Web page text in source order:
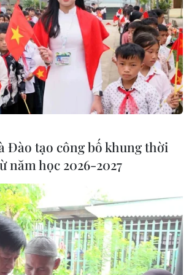
đoạn Hoàng Cầu-
đẩy nhanh tiến độ
sân bay Long
Lung sập sau cú
2 người thoát
Nguyễn Tuân
Đào tạo công bố khung thời
năm học 2026-2027